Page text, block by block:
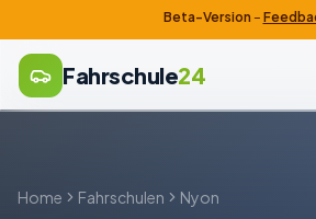
Beta-Version –
Fahrschule24
Home Fahrschulen Nyon